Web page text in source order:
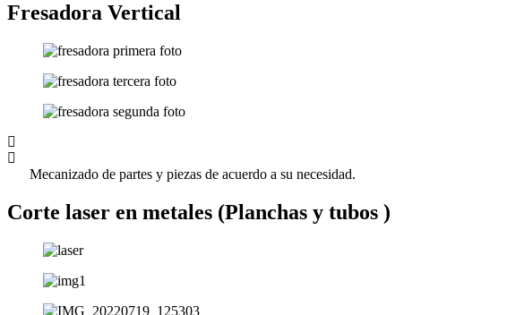
Fresadora Vertical
Mecanizado de partes y piezas de acuerdo a su necesidad.
Corte laser en metales (Planchas y tubos )